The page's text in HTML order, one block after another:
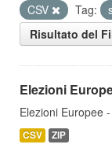
CSV
Tag:
Risultato del
Elezioni
Elezioni Europee
CSV ZIP